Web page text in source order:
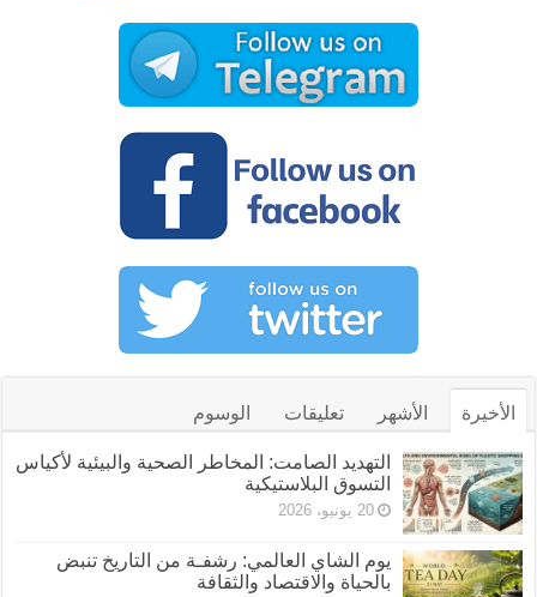
الأخيرة الأشهر تعليقات الوسوم
التهديد الصامت: المخاطر الصحية والبيئية لأكياس
التسوق البلاستيكية
20 يونيو، 2026
يوم الشاي العالمي: رشفـة من التاريخ تنبض
بالحياة والاقتصاد والثقافة